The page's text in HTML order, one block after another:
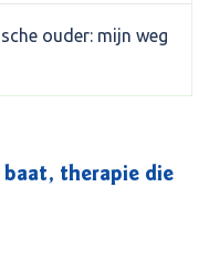
ouder: mijn weg
therapie die